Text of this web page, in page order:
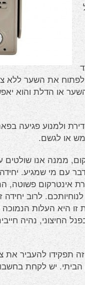
לפתוח את השער ללא
או הדלת והוא
ולמנוע פגיעה
או לגשם.
ממנה אנו
עם מי שמגיע. יחידה
אינטרקום פשוטה,
לרוב
היא העלות הנמוכה
נהיה
תפקידו להעביר את
יש לקחת